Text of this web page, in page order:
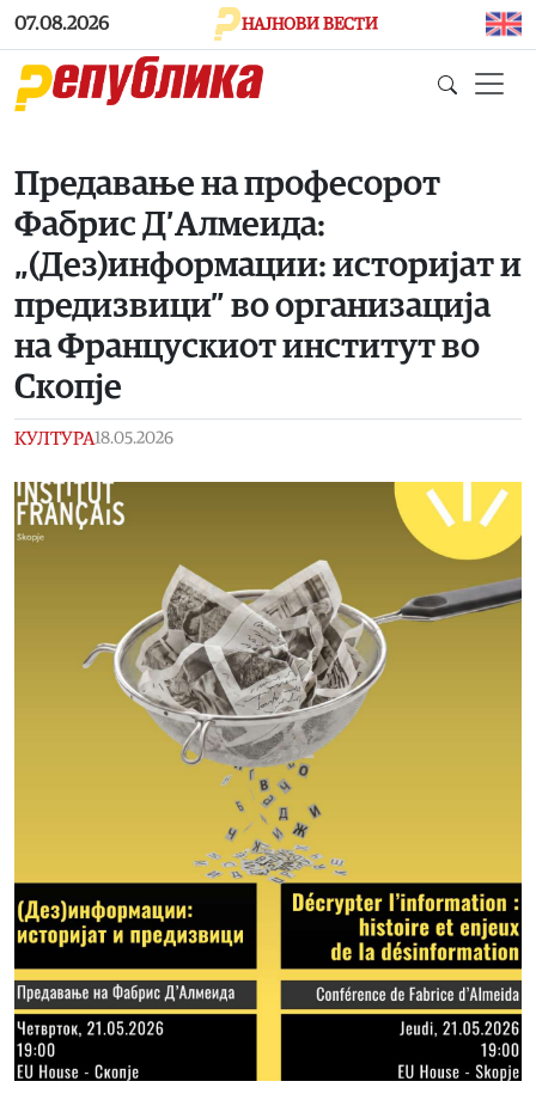
Skip to main content
07.08.2026 НАЈНОВИ ВЕСТИ
Предавање на професорот
Фабрис Д’Aлмеида:
„(Дез)информации: историјат и
предизвици” во организација
на Францускиот институт во
Скопје
КУЛТУРА18.05.2026